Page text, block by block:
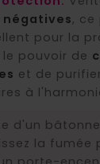
négatives, ce
pour la
pouvoir de
et de
à
d'un
la fumée